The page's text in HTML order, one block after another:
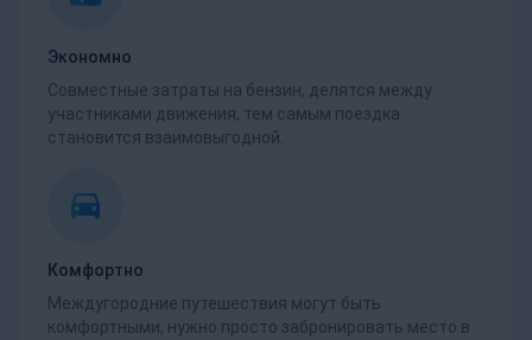
Экономно
Совместные затраты на бензин, делятся между
участниками движения, тем самым поездка
становится взаимовыгодной.
Комфортно
Междугородние путешествия могут быть
комфортными, нужно просто забронировать место в